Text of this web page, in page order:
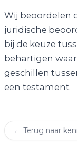
Wij beoordelen
juridische
bij de keuze
behartigen
geschillen
een testament.
← Terug naar